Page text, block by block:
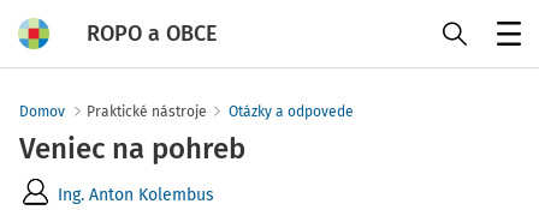
ROPO a OBCE
Domov Praktické nástroje Otázky a odpovede
Veniec na pohreb
Ing. Anton Kolembus